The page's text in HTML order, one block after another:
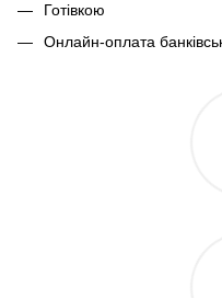
Готівкою
Онлайн-оплата